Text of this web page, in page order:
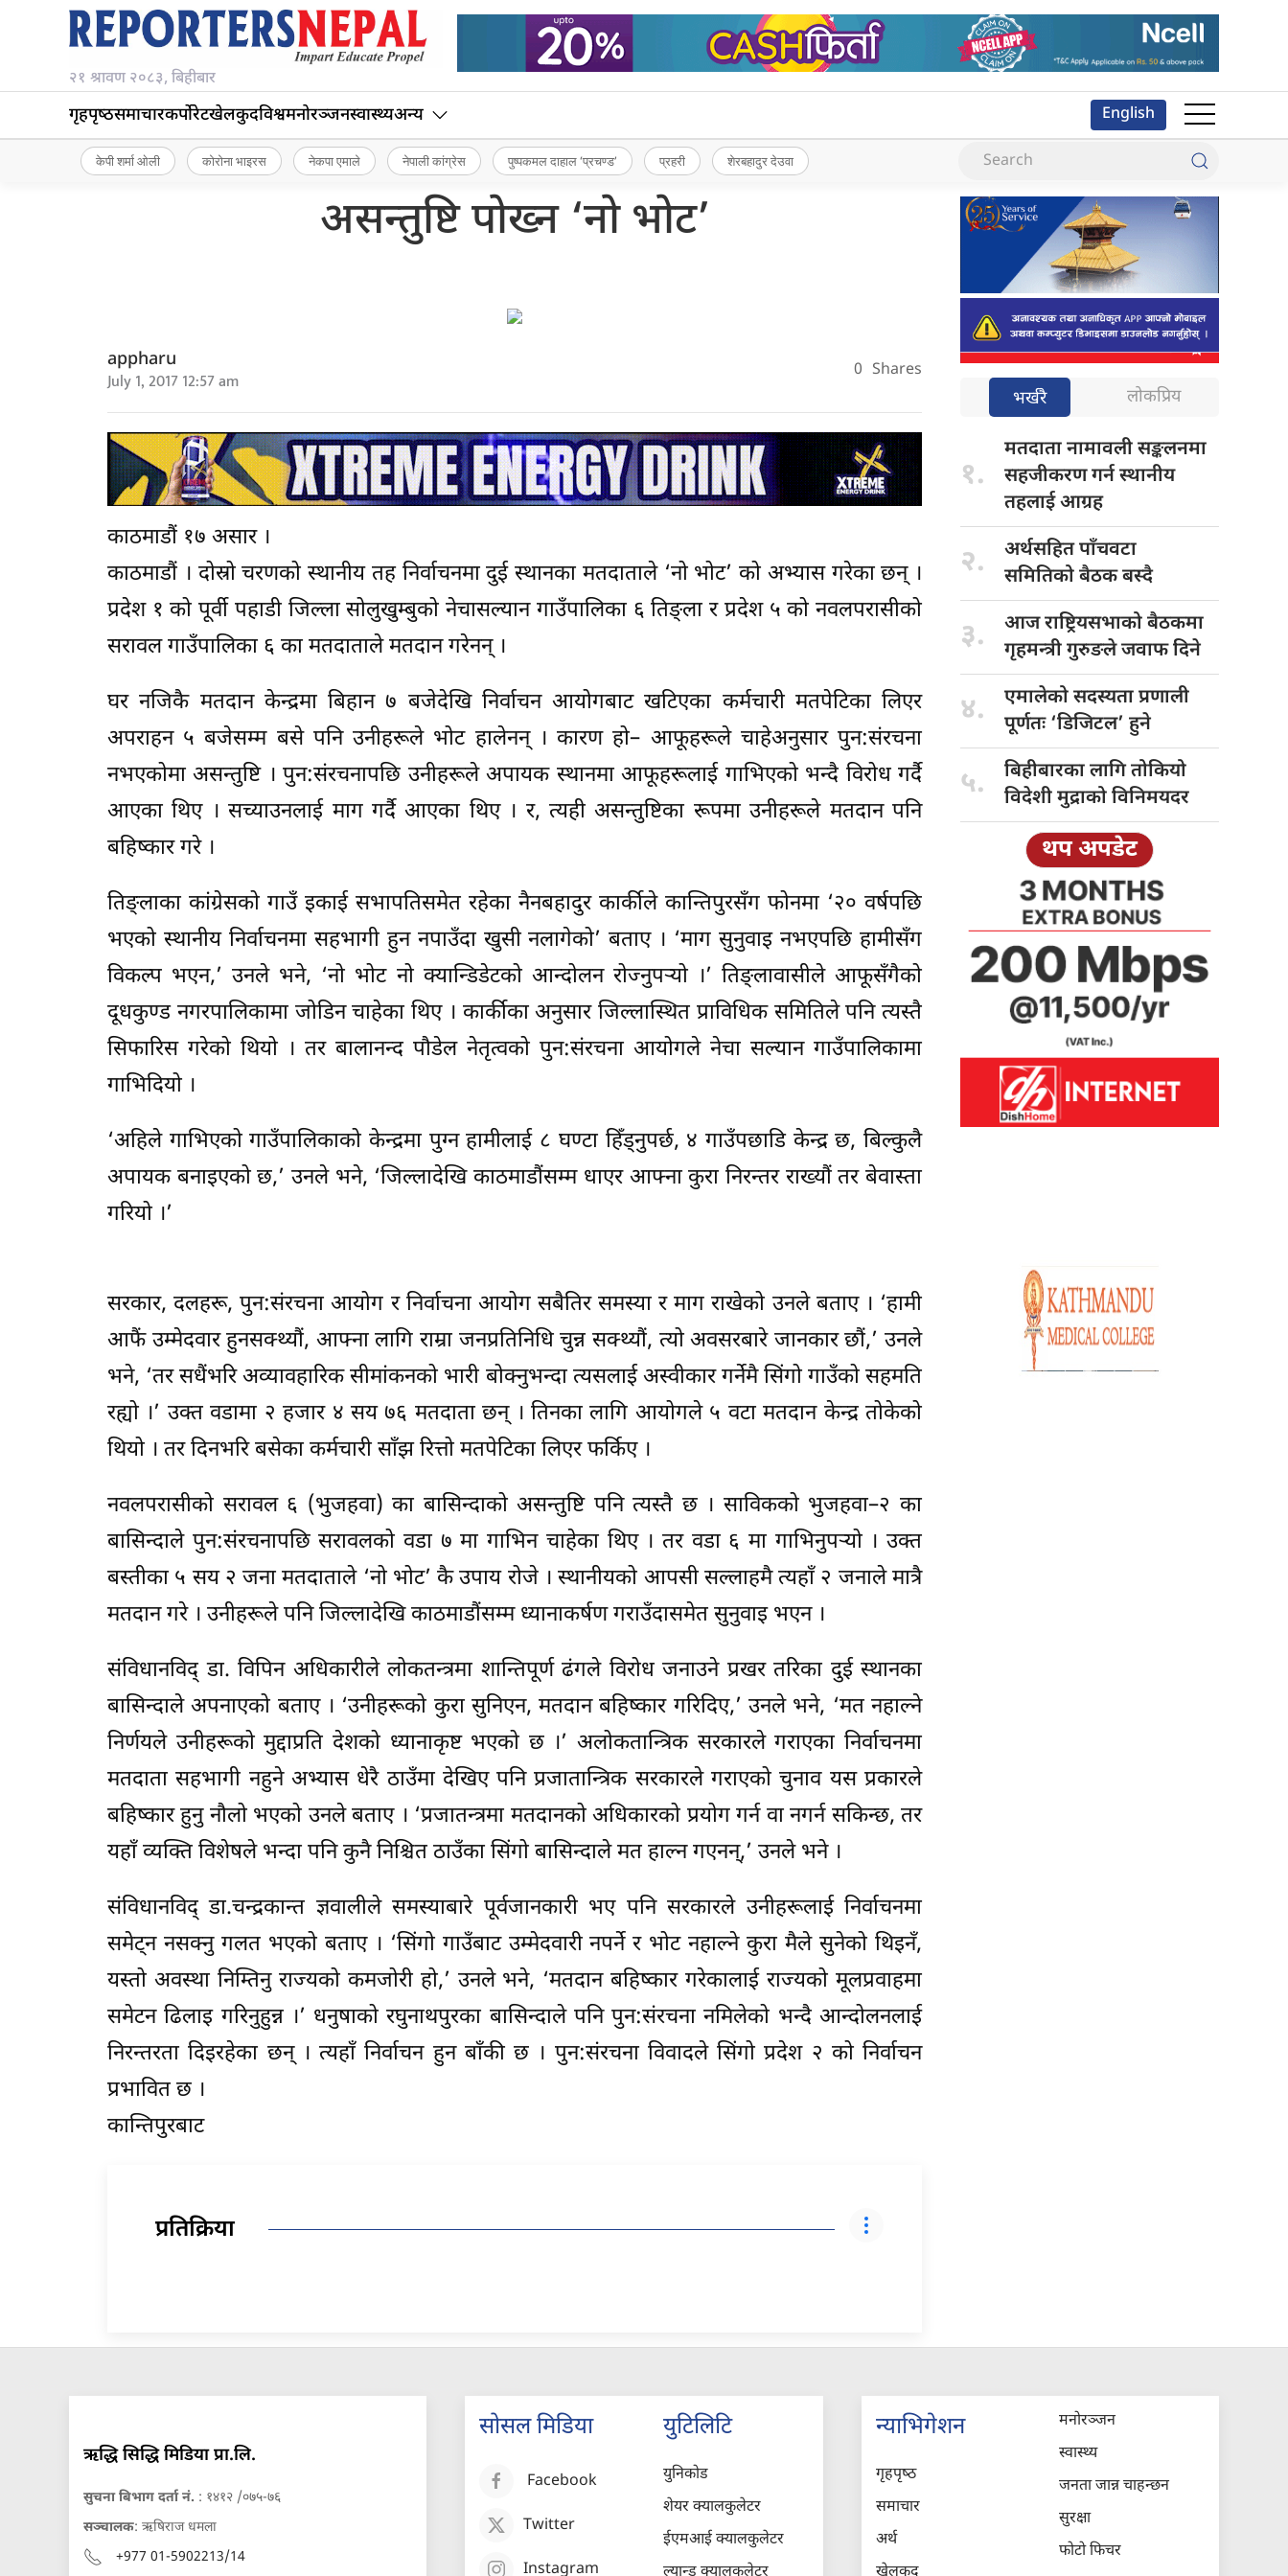
२१ श्रावण २०८३, बिहीबार
गृहपृष्‍ठसमाचारकर्पोरेटखेलकुदविश्वमनोरञ्जनस्वास्थ्यअन्य English
केपी शर्मा ओली कोरोना भाइरस नेकपा एमाले नेपाली कांग्रेस पुष्पकमल दाहाल ‘प्रचण्ड’ प्रहरी शेरबहादुर देउवा
असन्तुष्टि पोख्न ‘नो भोट’
appharu
July 1, 2017 12:57 am 0 Shares
काठमाडौं १७ असार ।
काठमाडौं । दोस्रो चरणको स्थानीय तह निर्वाचनमा दुई स्थानका मतदाताले ‘नो भोट’ को अभ्यास गरेका छन् ।
प्रदेश १ को पूर्वी पहाडी जिल्ला सोलुखुम्बुको नेचासल्यान गाउँपालिका ६ तिङ्ला र प्रदेश ५ को नवलपरासीको
सरावल गाउँपालिका ६ का मतदाताले मतदान गरेनन् ।
घर नजिकै मतदान केन्द्रमा बिहान ७ बजेदेखि निर्वाचन आयोगबाट खटिएका कर्मचारी मतपेटिका लिएर
अपराहन ५ बजेसम्म बसे पनि उनीहरूले भोट हालेनन् । कारण हो– आफूहरूले चाहेअनुसार पुन:संरचना
नभएकोमा असन्तुष्टि । पुन:संरचनापछि उनीहरूले अपायक स्थानमा आफूहरूलाई गाभिएको भन्दै विरोध गर्दै
आएका थिए । सच्याउनलाई माग गर्दै आएका थिए । र, त्यही असन्तुष्टिका रूपमा उनीहरूले मतदान पनि
बहिष्कार गरे ।
तिङ्लाका कांग्रेसको गाउँ इकाई सभापतिसमेत रहेका नैनबहादुर कार्कीले कान्तिपुरसँग फोनमा ‘२० वर्षपछि
भएको स्थानीय निर्वाचनमा सहभागी हुन नपाउँदा खुसी नलागेको’ बताए । ‘माग सुनुवाइ नभएपछि हामीसँग
विकल्प भएन,’ उनले भने, ‘नो भोट नो क्यान्डिडेटको आन्दोलन रोज्नुपर्‍यो ।’ तिङ्लावासीले आफूसँगैको
दूधकुण्ड नगरपालिकामा जोडिन चाहेका थिए । कार्कीका अनुसार जिल्लास्थित प्राविधिक समितिले पनि त्यस्तै
सिफारिस गरेको थियो । तर बालानन्द पौडेल नेतृत्वको पुन:संरचना आयोगले नेचा सल्यान गाउँपालिकामा
गाभिदियो ।
‘अहिले गाभिएको गाउँपालिकाको केन्द्रमा पुग्न हामीलाई ८ घण्टा हिँड्नुपर्छ, ४ गाउँपछाडि केन्द्र छ, बिल्कुलै
अपायक बनाइएको छ,’ उनले भने, ‘जिल्लादेखि काठमाडौंसम्म धाएर आफ्ना कुरा निरन्तर राख्यौं तर बेवास्ता
गरियो ।’
सरकार, दलहरू, पुन:संरचना आयोग र निर्वाचना आयोग सबैतिर समस्या र माग राखेको उनले बताए । ‘हामी
आफैं उम्मेदवार हुनसक्थ्यौं, आफ्ना लागि राम्रा जनप्रतिनिधि चुन्न सक्थ्यौं, त्यो अवसरबारे जानकार छौं,’ उनले
भने, ‘तर सधैंभरि अव्यावहारिक सीमांकनको भारी बोक्नुभन्दा त्यसलाई अस्वीकार गर्नेमै सिंगो गाउँको सहमति
रह्यो ।’ उक्त वडामा २ हजार ४ सय ७६ मतदाता छन् । तिनका लागि आयोगले ५ वटा मतदान केन्द्र तोकेको
थियो । तर दिनभरि बसेका कर्मचारी साँझ रित्तो मतपेटिका लिएर फर्किए ।
नवलपरासीको सरावल ६ (भुजहवा) का बासिन्दाको असन्तुष्टि पनि त्यस्तै छ । साविकको भुजहवा–२ का
बासिन्दाले पुन:संरचनापछि सरावलको वडा ७ मा गाभिन चाहेका थिए । तर वडा ६ मा गाभिनुपर्‍यो । उक्त
बस्तीका ५ सय २ जना मतदाताले ‘नो भोट’ कै उपाय रोजे । स्थानीयको आपसी सल्लाहमै त्यहाँ २ जनाले मात्रै
मतदान गरे । उनीहरूले पनि जिल्लादेखि काठमाडौंसम्म ध्यानाकर्षण गराउँदासमेत सुनुवाइ भएन ।
संविधानविद् डा. विपिन अधिकारीले लोकतन्त्रमा शान्तिपूर्ण ढंगले विरोध जनाउने प्रखर तरिका दुई स्थानका
बासिन्दाले अपनाएको बताए । ‘उनीहरूको कुरा सुनिएन, मतदान बहिष्कार गरिदिए,’ उनले भने, ‘मत नहाल्ने
निर्णयले उनीहरूको मुद्दाप्रति देशको ध्यानाकृष्ट भएको छ ।’ अलोकतान्त्रिक सरकारले गराएका निर्वाचनमा
मतदाता सहभागी नहुने अभ्यास धेरै ठाउँमा देखिए पनि प्रजातान्त्रिक सरकारले गराएको चुनाव यस प्रकारले
बहिष्कार हुनु नौलो भएको उनले बताए । ‘प्रजातन्त्रमा मतदानको अधिकारको प्रयोग गर्न वा नगर्न सकिन्छ, तर
यहाँ व्यक्ति विशेषले भन्दा पनि कुनै निश्चित ठाउँका सिंगो बासिन्दाले मत हाल्न गएनन्,’ उनले भने ।
संविधानविद् डा.चन्द्रकान्त ज्ञवालीले समस्याबारे पूर्वजानकारी भए पनि सरकारले उनीहरूलाई निर्वाचनमा
समेट्न नसक्नु गलत भएको बताए । ‘सिंगो गाउँबाट उम्मेदवारी नपर्ने र भोट नहाल्ने कुरा मैले सुनेको थिइनँ,
यस्तो अवस्था निम्तिनु राज्यको कमजोरी हो,’ उनले भने, ‘मतदान बहिष्कार गरेकालाई राज्यको मूलप्रवाहमा
समेटन ढिलाइ गरिनुहुन्न ।’ धनुषाको रघुनाथपुरका बासिन्दाले पनि पुन:संरचना नमिलेको भन्दै आन्दोलनलाई
निरन्तरता दिइरहेका छन् । त्यहाँ निर्वाचन हुन बाँकी छ । पुन:संरचना विवादले सिंगो प्रदेश २ को निर्वाचन
प्रभावित छ ।
कान्तिपुरबाट
प्रतिक्रिया
भर्खरै लोकप्रिय
१.
मतदाता नामावलीसङ्कलनमा
सहजीकरण गर्न स्थानीय
तहलाई आग्रह
२.
अर्थसहित पाँचवटा
समितिको बैठक बस्दै
३. आज राष्ट्रियसभाकोबैठकमा
गृहमन्त्री गुरुङले जवाफ दिने
४. एमालेको सदस्यताप्रणाली
पूर्णतः ‘डिजिटल’ हुने
५. बिहीबारका लागितोकियो
विदेशी मुद्राको विनिमयदर
थप अपडेट
ऋद्धि सिद्धि मिडिया प्रा.लि.
सुचना बिभाग दर्ता नं. : १४१२ /०७५-७६
सञ्चालक: ऋषिराज धमला
+977 01-5902213/14
सोसल मिडिया
Facebook
Twitter
Instagram
युटिलिटि
युनिकोड
शेयर क्यालकुलेटर
ईएमआई क्यालकुलेटर
न्याभिगेशन
गृहपृष्‍ठ
समाचार
अर्थ
मनोरञ्जन
स्वास्थ्य
जनता जान्न चाहन्छन
सुरक्षा
फोटो फिचर